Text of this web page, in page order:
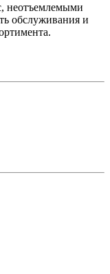
неотъемлемыми
обслуживания и